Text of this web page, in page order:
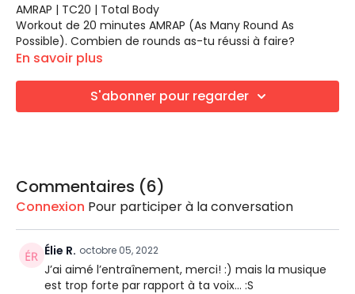
AMRAP | TC20 | Total Body
Workout de 20 minutes AMRAP (As Many Round As
Possible). Combien de rounds as-tu réussi à faire?
LES EXERCICES
Kettlebell Swing
Flexion des coudes et développé épaule
Kettlebell ou Haltères (facultatifs)
En savoir plus
S'abonner pour regarder
Commentaires (6)
Connexion Pour participer à la conversation
Élie R. octobre 05, 2022
J’ai aimé l’entraînement, merci! :) mais la musique
est trop forte par rapport à ta voix… :S